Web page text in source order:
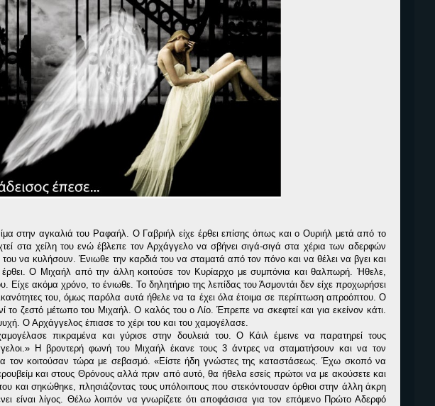
στην αγκαλιά του Ραφαήλ. Ο Γαβριήλ είχε έρθει επίσης όπως και ο Ουριήλ μετά από το
στα χείλη του ενώ έβλεπε τον Αρχάγγελο να σβήνει σιγά-σιγά στα χέρια των αδερφών
να κυλήσουν. Ένιωθε την καρδιά του να σταματά από τον πόνο και να θέλει να βγει και
έρθει. Ο Μιχαήλ από την άλλη κοιτούσε τον Κυρίαρχο με συμπόνια και θαλπωρή. Ήθελε,
ακόμα χρόνο, το ένιωθε. Το δηλητήριο της λεπίδας του Άσμοντάι δεν είχε προχωρήσει
του, όμως παρόλα αυτά ήθελε να τα έχει όλα έτοιμα σε περίπτωση απροόπτου. Ο
ζεστό μέτωπο του Μιχαήλ. Ο καλός του ο Λίο. Έπρεπε να σκεφτεί και για εκείνον κάτι.
Ο Αρχάγγελος έπιασε το χέρι του και του χαμογέλασε.
πικραμένα και γύρισε στην δουλειά του. Ο Κάιλ έμεινε να παρατηρεί τους
Η βροντερή φωνή του Μιχαήλ έκανε τους 3 άντρες να σταματήσουν και να τον
τον κοιτούσαν τώρα με σεβασμό. «Είστε ήδη γνώστες της καταστάσεως. Έχω σκοπό να
και στους Θρόνους αλλά πριν από αυτό, θα ήθελα εσείς πρώτοι να με ακούσετε και
και σηκώθηκε, πλησιάζοντας τους υπόλοιπους που στεκόντουσαν όρθιοι στην άλλη άκρη
είναι λίγος. Θέλω λοιπόν να γνωρίζετε ότι αποφάσισα για τον επόμενο Πρώτο Αδερφό